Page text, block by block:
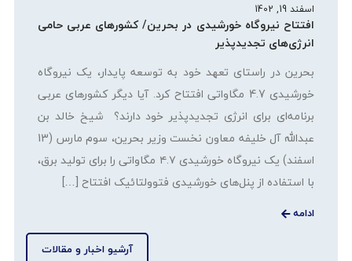
اسفند 19, 1402
افتتاح نیروگاه خورشیدی در بحرین/ کشورهای عربی حامی
انرژی‌های تجدیدپذیر
بحرین در راستای تعهد خود به توسعه پایدار، یک نیروگاه
خورشیدی 4.7 مگاواتی افتتاح کرد. آیا دیگر کشورهای عربی
برنامه‌ای برای انرژی تجدیدپذیر خود دارند؟ شیخ خالد بن
عبدالله آل خلیفه معاون نخست وزیر بحرین، سوم مارس (13
اسفند) یک نیروگاه خورشیدی ۴.۷ مگاواتی را برای تولید برق،
با استفاده از پنل‌های خورشیدی فتوولتائیک افتتاح […]
ادامه
آرشیو اخبار و مقالات